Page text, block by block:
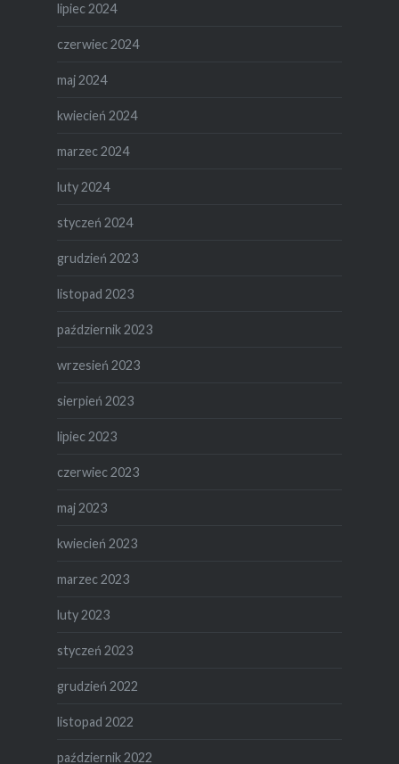
lipiec 2024
czerwiec 2024
maj 2024
kwiecień 2024
marzec 2024
luty 2024
styczeń 2024
grudzień 2023
listopad 2023
październik 2023
wrzesień 2023
sierpień 2023
lipiec 2023
czerwiec 2023
maj 2023
kwiecień 2023
marzec 2023
luty 2023
styczeń 2023
grudzień 2022
listopad 2022
październik 2022